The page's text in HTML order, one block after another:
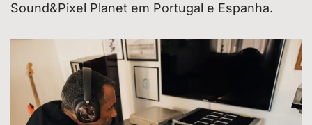
Sound&Pixel Planet em Portugal e Espanha.